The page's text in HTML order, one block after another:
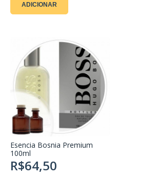
ADICIONAR
Esencia Bosnia Premium
100ml
R$64,50